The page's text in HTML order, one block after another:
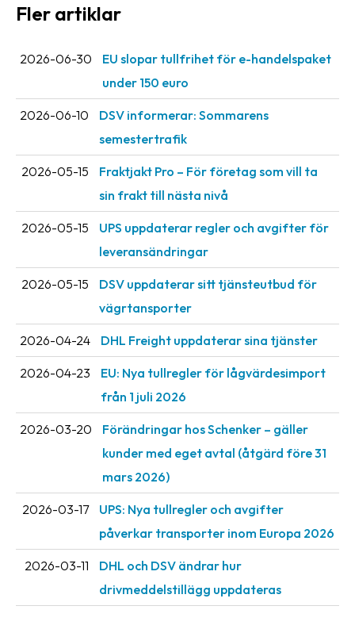
Om
Pressrum
karriär
Nyhetsarkiv
Kontakta
Villkor
Allmänna
villkor
Integritet
Förbjudet
och
Fler artiklar
2026-06-30
EU slopar tullfrihet för e-handelspaket
under 150 euro
2026-06-10
DSV informerar: Sommarens
semestertrafik
2026-05-15
Fraktjakt Pro – För företag som vill ta
sin frakt till nästa nivå
2026-05-15
UPS uppdaterar regler och avgifter för
leveransändringar
2026-05-15
DSV uppdaterar sitt tjänsteutbud för
vägrtansporter
2026-04-24 DHL Freight uppdaterar sina tjänster
2026-04-23
EU: Nya tullregler för låg­värdesimport
från 1 juli 2026
2026-03-20
Förändringar hos Schenker – gäller
kunder med eget avtal (åtgärd före 31
mars 2026)
2026-03-17
UPS: Nya tullregler och avgifter
påverkar transporter inom Europa 2026
2026-03-11
DHL och DSV ändrar hur
drivmeddelstillägg uppdateras